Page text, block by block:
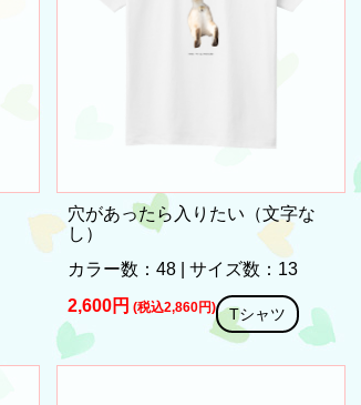
穴があったら入りたい（文字な
し）
カラー数：48 | サイズ数：13
Tシャツ
2,600円 (税込2,860円)